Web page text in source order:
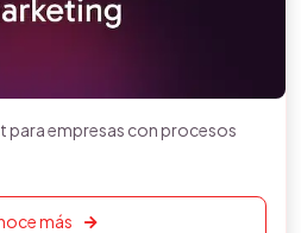
empresas con procesos
más